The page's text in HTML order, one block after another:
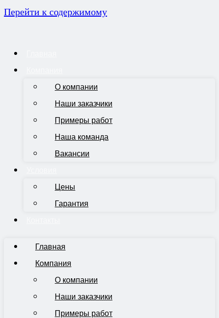
Перейти к содержимому
О компании
Наши заказчики
Примеры работ
Наша команда
Вакансии
Цены
Гарантия
Главная
Компания
О компании
Наши заказчики
Примеры работ